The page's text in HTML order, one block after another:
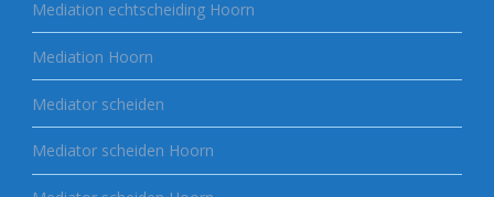
Mediation echtscheiding Hoorn
Mediation Hoorn
Mediator scheiden
Mediator scheiden Hoorn